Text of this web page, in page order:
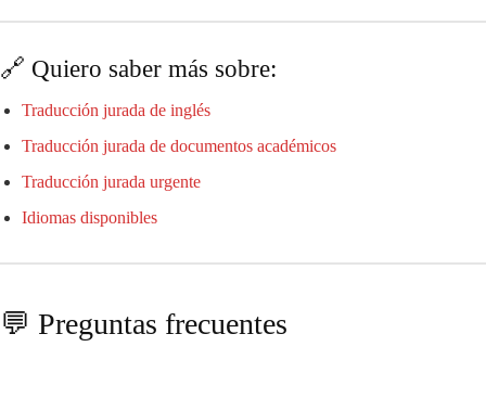
🔗 Quiero saber más sobre:
Traducción jurada de inglés
Traducción jurada de documentos académicos
Traducción jurada urgente
Idiomas disponibles
💬 Preguntas frecuentes